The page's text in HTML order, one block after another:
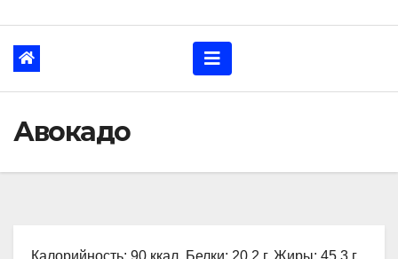
Авокадо
Калорийность: 90 ккал, Белки: 20.2 г, Жиры: 45.3 г,